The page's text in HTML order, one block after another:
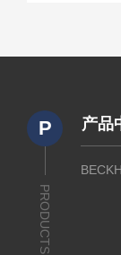
P
PRODUCTS
产品